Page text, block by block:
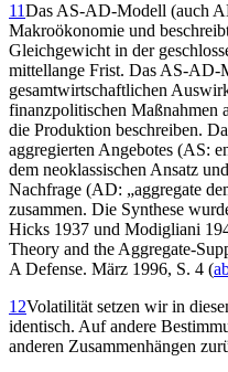
11Das AS-AD-Modell (auch
Makroökonomie und
Gleichgewicht in der
mittellange Frist. Das AS-AD-
gesamtwirtschaftlichen
finanzpolitischen Maßnahmen
die Produktion beschreiben.
aggregierten Angebotes (AS:
dem neoklassischen Ansatz
Nachfrage (AD: „aggregate
zusammen. Die Synthese
Hicks 1937 und Modigliani
Theory and the Aggregate-
A Defense. März 1996, S. 4 (
12Volatilität setzen wir in
identisch. Auf andere
anderen Zusammenhängen